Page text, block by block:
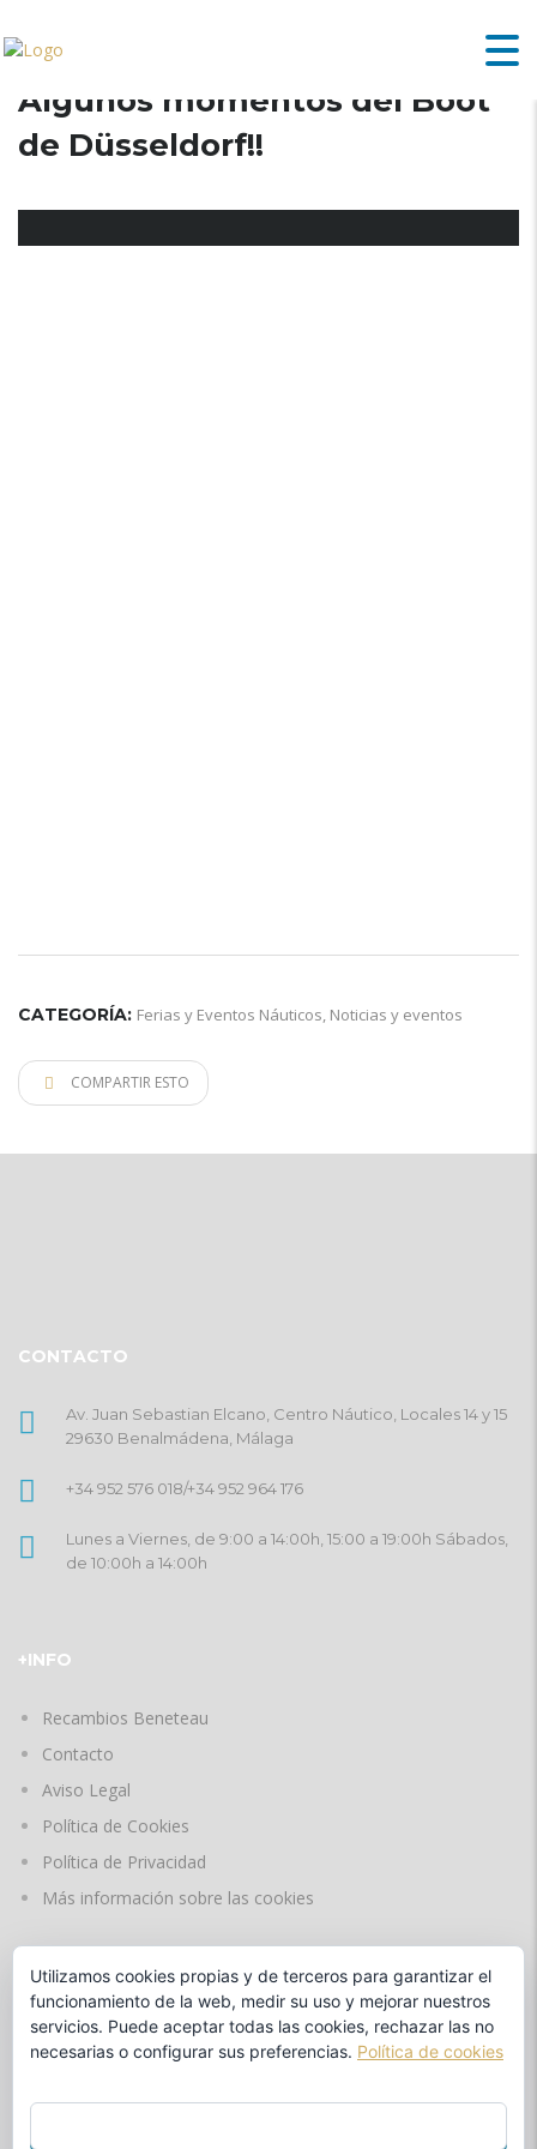
Algunos momentos del Boot
de Düsseldorf!!
CATEGORÍA: Ferias y Eventos Náuticos Noticias y eventos
COMPARTIR ESTO
CONTACTO
Av. Juan Sebastian Elcano, Centro Náutico, Locales 14 y 15
29630 Benalmádena, Málaga
+34 952 576 018/+34 952 964 176
Lunes a Viernes, de 9:00 a 14:00h, 15:00 a 19:00h Sábados,
de 10:00h a 14:00h
+INFO
Recambios Beneteau
Contacto
Aviso Legal
Política de Cookies
Política de Privacidad
Más información sobre las cookies
IDIOMAS
by
Utilizamos cookies propias y de terceros para garantizar el
funcionamiento de la web, medir su uso y mejorar nuestros
servicios. Puede aceptar todas las cookies, rechazar las no
necesarias o configurar sus preferencias. Política de cookies